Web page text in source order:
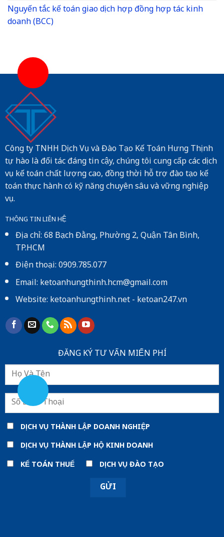
Nguyến tắc kế toán giao dịch hợp đồng hợp tác kinh
doanh (BCC)
Công ty TNHH Dịch Vụ và Đào Tạo Kế Toán Hưng Thịnh
tự hào là đối tác đáng tin cậy, chúng tôi cung cấp các dịch
vụ kế toán chất lượng cao, đồng thời hỗ trợ đào tạo kế
toán thực hành có kỹ năng chuyên sâu và vững nghiệp
vụ.
THÔNG TIN LIÊN HỆ
Địa chỉ: 68 Bạch Đằng, Phường 2, Quận Tân Bình,
TP.HCM
Điện thoại: 0909.785.077
Email: ketoanhungthinh.hcm@gmail.com
Website:ketoanhungthinh.net-ketoan247.vn
ĐĂNG KÝ TƯ VẤN MIẾN PHÍ
DỊCH VỤ THÀNH LẬP DOANH NGHIỆP
DỊCH VỤ THÀNH LẬP HỘ KINH DOANH
KẾ TOÁN THUẾ
DỊCH VỤ ĐÀO TẠO